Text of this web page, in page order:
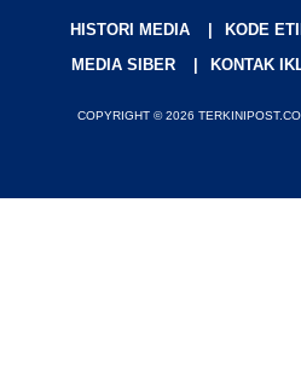
HISTORI MEDIA KODE
MEDIA SIBER
KONTAK
COPYRIGHT © 2026